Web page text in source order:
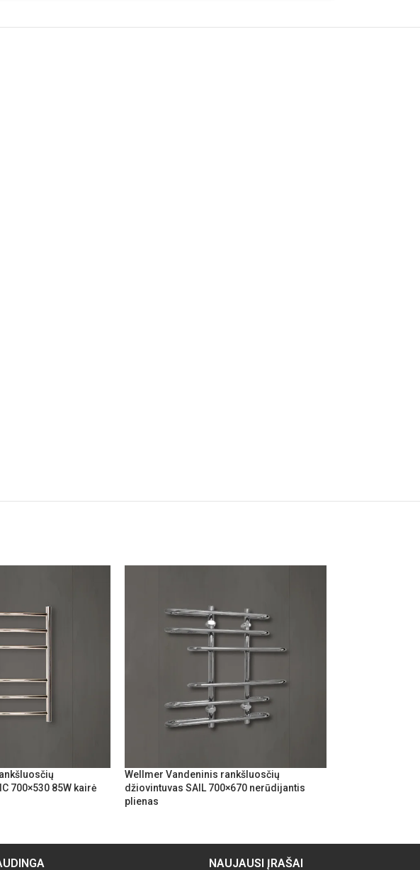
700×530 85W kairė
Wellmer Vandeninis rankšluosčių
džiovintuvas SAIL 700×670 nerūdijantis
plienas
NAUJAUSI ĮRAŠAI